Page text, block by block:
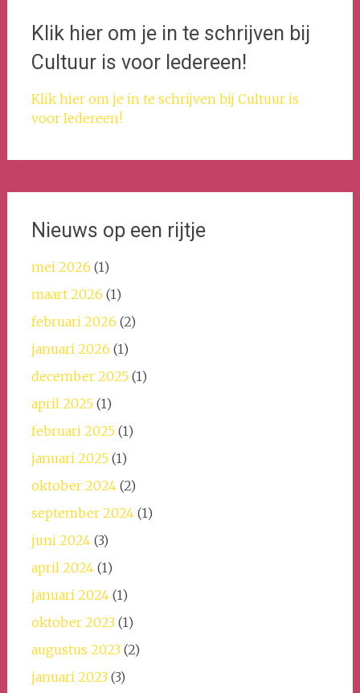
Klik hier om je in te schrijven bij
Cultuur is voor Iedereen!
Klik hier om je in te schrijven bij Cultuur is
voor Iedereen!
Nieuws op een rijtje
mei 2026 (1)
maart 2026 (1)
februari 2026 (2)
januari 2026 (1)
december 2025(1)
april 2025(1)
februari 2025(1)
januari 2025(1)
oktober 2024(2)
september 2024(1)
juni 2024(3)
april 2024(1)
januari 2024(1)
oktober 2023(1)
augustus 2023(2)
januari 2023(3)